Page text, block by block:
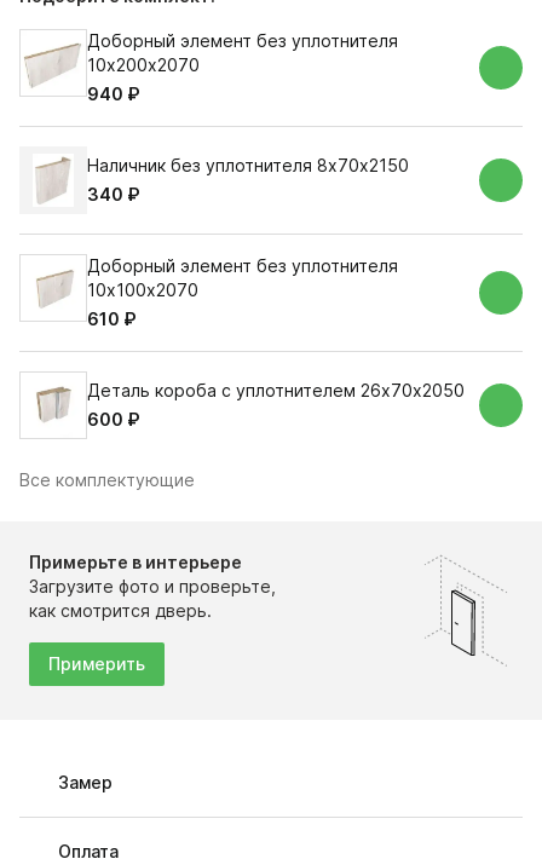
Доборный элемент без уплотнителя
10х200х2070
940 ₽
Наличник без уплотнителя 8х70х2150
340 ₽
Доборный элемент без уплотнителя
10х100х2070
610 ₽
Деталь короба с уплотнителем 26х70х2050
600 ₽
Все комплектующие
Примерьте в интерьере
Загрузите фото и проверьте,
как смотрится дверь.
Примерить
Замер
Оплата